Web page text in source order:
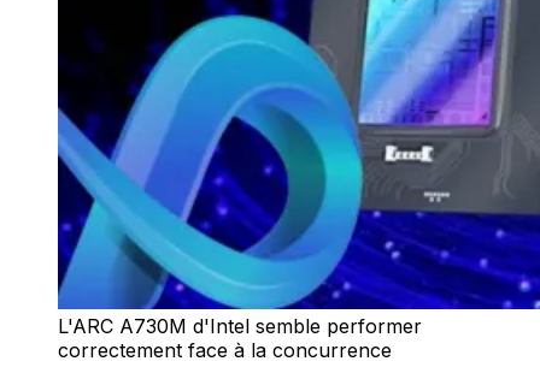
L'ARC A730M d'Intel semble performer
correctement face à la concurrence